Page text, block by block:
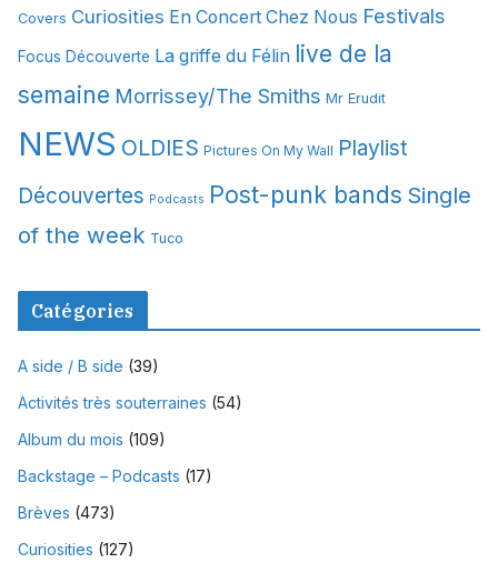
e
Covers Curiosities En Concert Chez Nous Festivals
Focus Découverte La griffe du Félin live de la
semaine Morrissey/The Smiths Mr Erudit
NEWS OLDIES Pictures On My Wall Playlist
Découvertes Podcasts Post-punk bands Single
of the week Tuco
Catégories
A side / B side (39)
Activités très souterraines (54)
Album du mois (109)
Backstage – Podcasts (17)
Brèves (473)
Curiosities (127)